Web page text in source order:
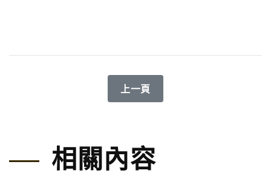
上一篇文章: 小腦萎縮症基因篩檢
上一頁
相關內容